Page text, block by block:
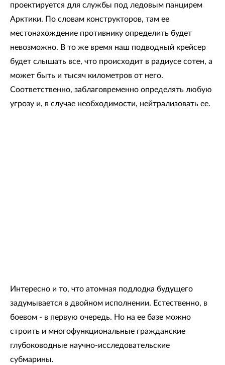
проектируется для службы под ледовым панцирем
Арктики. По словам конструкторов, там ее
местонахождение противнику определить будет
невозможно. В то же время наш подводный крейсер
будет слышать все, что происходит в радиусе сотен, а
может быть и тысяч километров от него.
Соответственно, заблаговременно определять любую
угрозу и, в случае необходимости, нейтрализовать ее.
Интересно и то, что атомная подлодка будущего
задумывается в двойном исполнении. Естественно, в
боевом - в первую очередь. Но на ее базе можно
строить и многофункциональные гражданские
глубоководные научно-исследовательские
субмарины.